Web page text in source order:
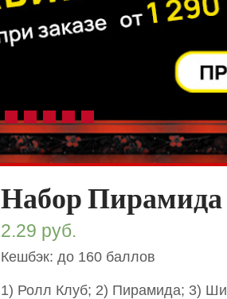
Набор Пирамида
2.29 руб.
Кешбэк: до 160 баллов
1) Ролл Клуб; 2) Пирамида; 3)